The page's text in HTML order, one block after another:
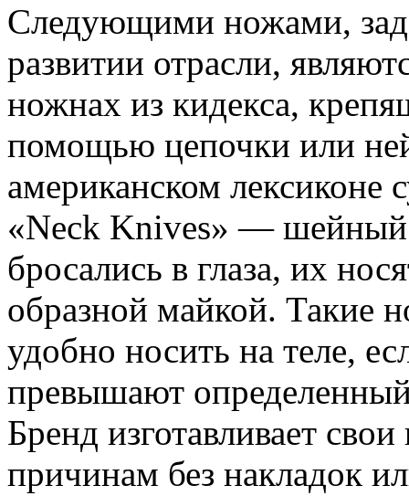
Следующими ножами,
развитии отрасли,
ножнах из кидекса,
помощью цепочки или
американском лексиконе
«Neck Knives» —
бросались в глаза, их
образной майкой. Такие
удобно носить на теле,
превышают
Бренд изготавливает
причинам без накладок